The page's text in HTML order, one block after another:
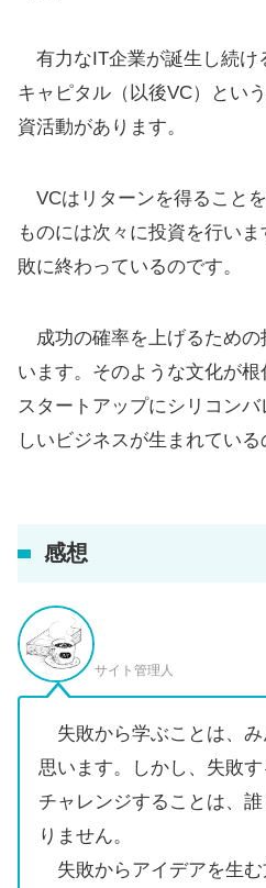
有力なIT企業が誕生し続け
キャピタル（以後VC）とい
資活動があります。
VCはリターンを得ること
ものには次々に投資を行い
敗に終わっているのです。
成功の確率を上げるための
います。そのような文化が根
スタートアップにシリコン
しいビジネスが生まれている
感想
サイト管理人
失敗から学ぶことは、み
思います。しかし、失敗
チャレンジすることは、
りません。
失敗からアイデアを生む